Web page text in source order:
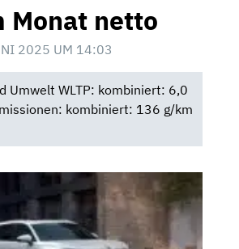
Monat netto
2025 UM 14:03
Umwelt WLTP: kombiniert: 6,0
kombiniert: 136 g/km